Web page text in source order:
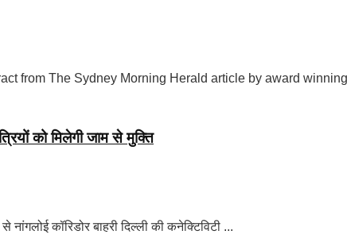
from The Sydney Morning Herald article by award
को मिलेगी जाम से मुक्ति
कॉरिडोर बाहरी दिल्ली की कनेक्टिविटी ...